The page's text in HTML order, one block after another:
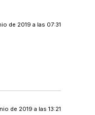
de 2019 a las 07:31
de 2019 a las 13:21